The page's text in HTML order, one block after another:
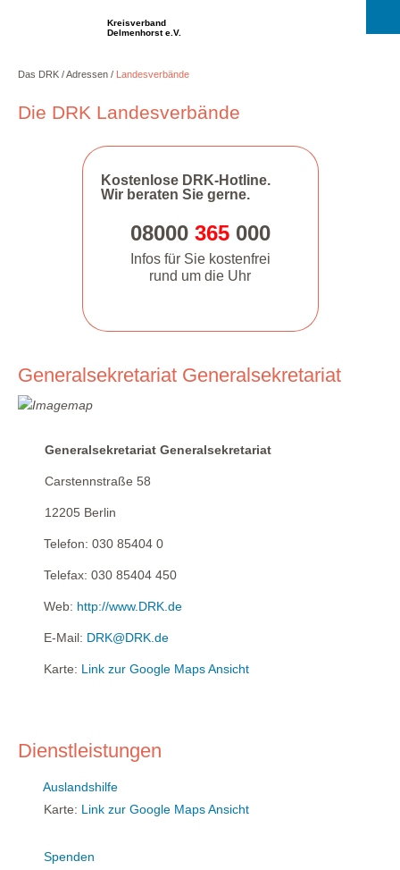
Kreisverband
Delmenhorst e.V.
Das DRK Adressen Landesverbände
Die DRK Landesverbände
Kostenlose DRK-Hotline.
Wir beraten Sie gerne.
08000 365000
Infos für Sie kostenfrei
rund um die Uhr
Generalsekretariat Generalsekretariat
Generalsekretariat Generalsekretariat
Carstennstraße 58
12205 Berlin
Telefon: 030 85404 0
Telefax: 030 85404 450
Web: http://www.DRK.de
E-Mail: DRK@DRK.de
Karte: Link zur Google Maps Ansicht
Dienstleistungen
Auslandshilfe
Karte: Link zur Google Maps Ansicht
Spenden